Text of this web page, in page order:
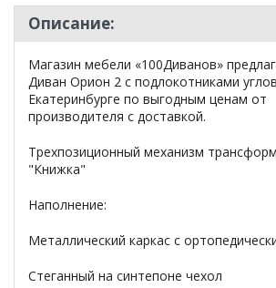
Описание:
Магазин мебели «100Диванов»
Диван Орион 2 с подлокотниками
Екатеринбурге по выгодным ценам от
производителя с доставкой.
Трехпозиционный механизм
"Книжка"
Наполнение:
Металлический каркас с
Стеганный на синтепоне чехол